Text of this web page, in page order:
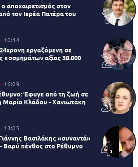
αποχαιρετισμός στον
τον Ιερέα Πατέρα του
10:44
εργαζόμενη σε
κοσμημάτων αξίας 38.000
16:09
Έφυγε από τη ζωή σε
Μαρία Κλάδου - Χανιωτάκη
13:05
Βασιλάκης «συναντά»
Βαρύ πένθος στο Ρέθυμνο